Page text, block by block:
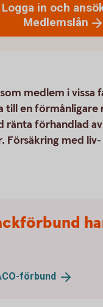
Logga in och
Medlemslån
medlem i vissa
till en förmånligare
ränta förhandlad
Försäkring med
förbund